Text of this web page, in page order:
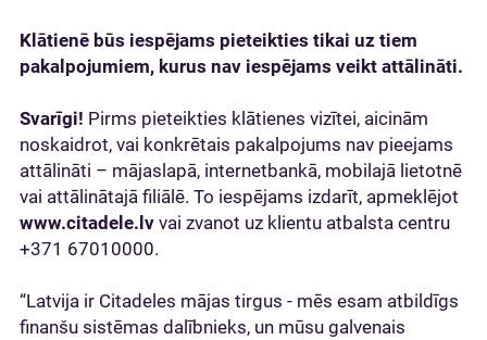
Klātienē būs iespējams pieteikties tikai uz tiem
pakalpojumiem, kurus nav iespējams veikt attālināti.
Svarīgi! Pirms pieteikties klātienes vizītei, aicinām
noskaidrot, vai konkrētais pakalpojums nav pieejams
attālināti – mājaslapā, internetbankā, mobilajā lietotnē
vai attālinātajā filiālē. To iespējams izdarīt, apmeklējot
www.citadele.lv vai zvanot uz klientu atbalsta centru
+371 67010000.
“Latvija ir Citadeles mājas tirgus - mēs esam atbildīgs
finanšu sistēmas dalībnieks, un mūsu galvenais